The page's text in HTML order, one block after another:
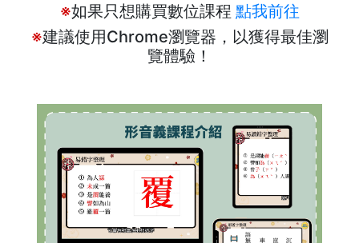
※如果只想購買數位課程 點我前往
※建議使用Chrome瀏覽器，以獲得最佳瀏
覽體驗！